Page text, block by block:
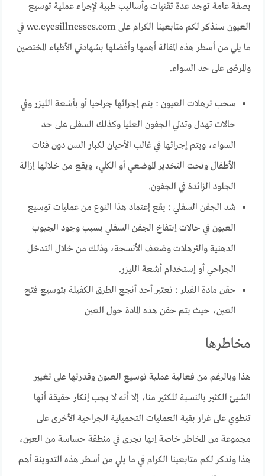
بصفة عامة توجد عدة تقنيات وأساليب طبية لإجراء عملية توسيع
العيون سنذكر لكم متابعينا الكرام على we.eyesillnesses.com في
ما يلي من أسطر هذه المقالة أهمها وأفضلها بشهادتي الأطباء المختصين
والمرضى على حد السواء.
سحب ترهلات العيون : يتم إجرائها جراحيا أو بأشعة الليزر وفي
حالات تهدل وتدلي الجفون العليا وكذلك السفلى على حد
السواء، ويتم إجرائها في غالب الأحيان لكبار السن دون فئات
الأطفال وتحت التخدير الموضعي أو الكلي، ويقع من خلالها إزالة
الجلود الزائدة في الجفون.
شد الجفن السفلي : يقع إعتماد هذا النوع من عمليات توسيع
العيون في حالات إنتفاخ الجفن السفلي بسبب وجود الجيوب
الدهنية والترهلات وضعف الأنسجة، وذلك من خلال التدخل
الجراحي أو إستخدام أشعة الليزر.
حقن مادة الفيلر : تعتبر أحد أنجع الطرق الكفيلة بتوسيع فتح
العين، حيث يتم حقن هذه المادة حول العين
مخاطرها
هذا وبالرغم من فعالية عملية توسيع العيون وقدرتها على تغيير
الشيئ الكثير بالنسبة للكثير منا، إلا أنه لا يجب إنكار حقيقة أنها
تنطوي على غرار بقية العمليات التجميلية الجراحية الأخرى على
مجموعة من المخاطر خاصة إنها تجرى في منطقة حساسة من العين،
هذا ونذكر لكم متابعينا الكرام في ما يلي من أسطر هذه التدوينة أهم